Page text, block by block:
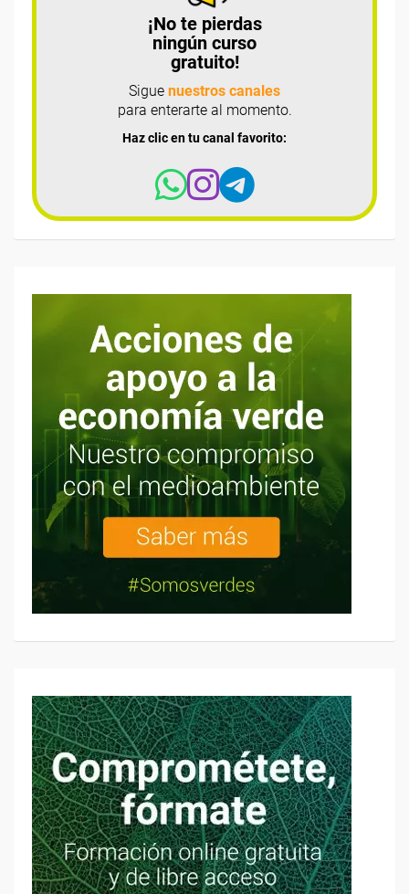
¡No te pierdas
ningún curso
gratuito!
Sigue nuestros canales
para enterarte al momento.
Haz clic en tu canal favorito: